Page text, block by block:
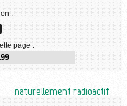
:
page :
naturellement radioactif